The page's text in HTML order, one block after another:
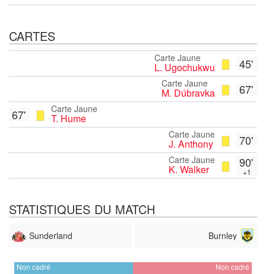
CARTES
45'
Carte Jaune
L. Ugochukwu
67'
Carte Jaune
M. Dúbravka
Carte Jaune
T. Hume
67'
70'
Carte Jaune
J. Anthony
90'
+1
Carte Jaune
K. Walker
STATISTIQUES DU MATCH
Sunderland Burnley
Non cadré Non cadré